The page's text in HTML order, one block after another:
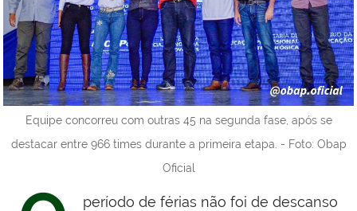
Equipe concorreu com outras 45 na segunda fase, após se
destacar entre 966 times durante a primeira etapa. - Foto: Obap
Oficial
período de férias não foi de descanso